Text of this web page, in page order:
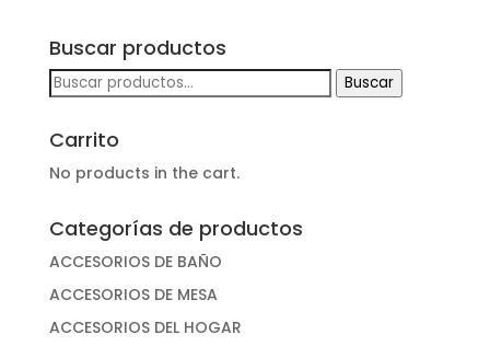
Buscar productos
Buscar
por:
Buscar
Carrito
No products in the cart.
Categorías de productos
ACCESORIOS DE BAÑO
ACCESORIOS DE MESA
ACCESORIOS DEL HOGAR